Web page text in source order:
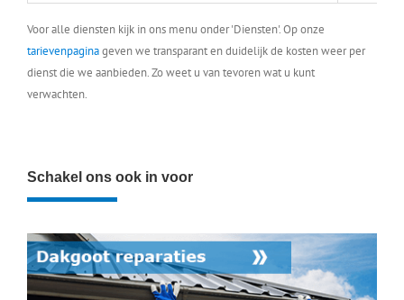
Voor alle diensten kijk in ons menu onder 'Diensten'. Op onze
tarievenpaginageven we transparant en duidelijk de kosten weer per
dienst die we aanbieden. Zo weet u van tevoren wat u kunt
verwachten.
Schakel ons ook in voor